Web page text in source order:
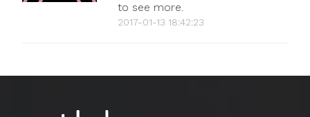
to see more.
2017-01-13 18:42:23